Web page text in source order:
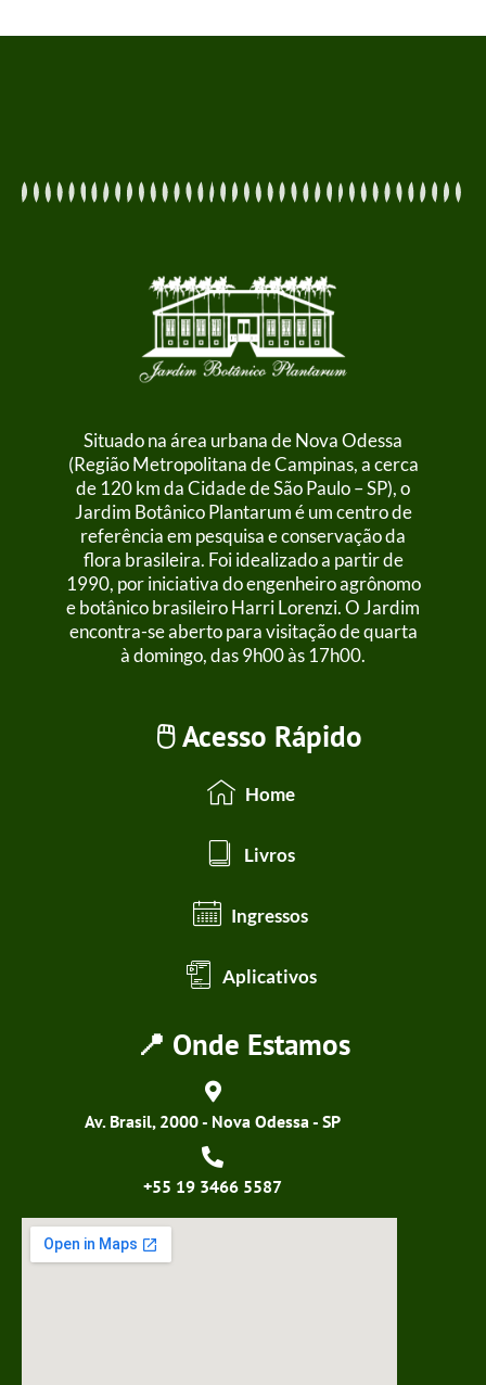
Situado na área urbana de Nova Odessa
(Região Metropolitana de Campinas, a cerca
de 120 km da Cidade de São Paulo – SP), o
Jardim Botânico Plantarum é um centro de
referência em pesquisa e conservação da
flora brasileira. Foi idealizado a partir de
1990, por iniciativa do engenheiro agrônomo
e botânico brasileiro Harri Lorenzi. O Jardim
encontra-se aberto para visitação de quarta
à domingo, das 9h00 às 17h00.
🖱️ Acesso Rápido
Home
Livros
Ingressos
Aplicativos
📍 Onde Estamos
Av. Brasil, 2000 - Nova Odessa - SP
+55 19 3466 5587